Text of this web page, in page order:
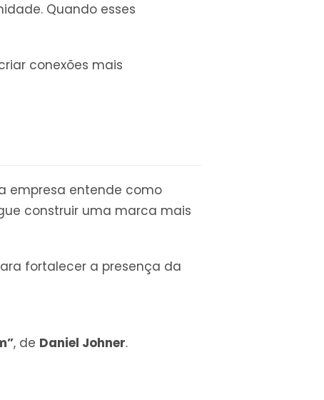
Quando esses
conexões mais
empresa entende como
construir uma marca mais
fortalecer a presença da
, de Daniel Johner.